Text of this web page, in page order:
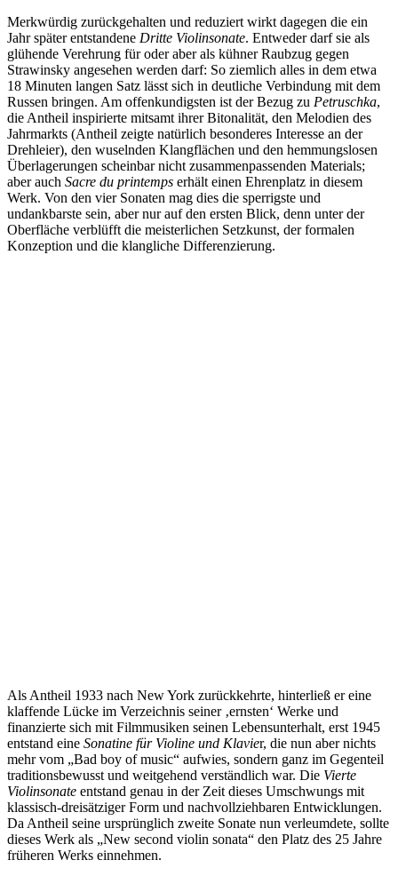
Merkwürdig zurückgehalten und reduziert wirkt dagegen die ein
Jahr später entstandene Dritte Violinsonate. Entweder darf sie als
glühende Verehrung für oder aber als kühner Raubzug gegen
Strawinsky angesehen werden darf: So ziemlich alles in dem etwa
18 Minuten langen Satz lässt sich in deutliche Verbindung mit dem
Russen bringen. Am offenkundigsten ist der Bezug zu Petruschka,
die Antheil inspirierte mitsamt ihrer Bitonalität, den Melodien des
Jahrmarkts (Antheil zeigte natürlich besonderes Interesse an der
Drehleier), den wuselnden Klangflächen und den hemmungslosen
Überlagerungen scheinbar nicht zusammenpassenden Materials;
aber auch Sacre du printemps erhält einen Ehrenplatz in diesem
Werk. Von den vier Sonaten mag dies die sperrigste und
undankbarste sein, aber nur auf den ersten Blick, denn unter der
Oberfläche verblüfft die meisterlichen Setzkunst, der formalen
Konzeption und die klangliche Differenzierung.
Als Antheil 1933 nach New York zurückkehrte, hinterließ er eine
klaffende Lücke im Verzeichnis seiner ‚ernsten‘ Werke und
finanzierte sich mit Filmmusiken seinen Lebensunterhalt, erst 1945
entstand eine Sonatine für Violine und Klavier, die nun aber nichts
mehr vom „Bad boy of music“ aufwies, sondern ganz im Gegenteil
traditionsbewusst und weitgehend verständlich war. Die Vierte
Violinsonate entstand genau in der Zeit dieses Umschwungs mit
klassisch-dreisätziger Form und nachvollziehbaren Entwicklungen.
Da Antheil seine ursprünglich zweite Sonate nun verleumdete, sollte
dieses Werk als „New second violin sonata“ den Platz des 25 Jahre
früheren Werks einnehmen.